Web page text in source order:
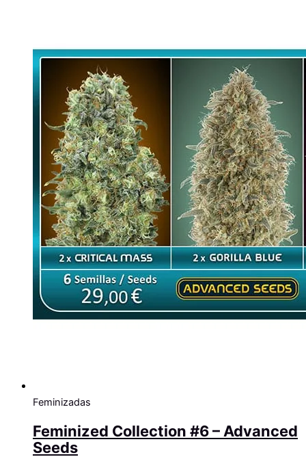
Feminizadas
Feminized Collection #6 – Advanced
Seeds